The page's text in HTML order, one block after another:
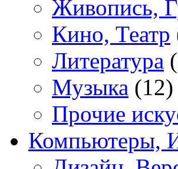
Живопись,
Кино, Театр
Литература
Музыка (12)
Прочие
Компьютеры,